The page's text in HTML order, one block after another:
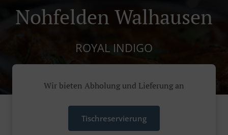
Nohfelden Walhausen
ROYAL INDIGO
Wir bieten Abholung und Lieferung an
Tischreservierung